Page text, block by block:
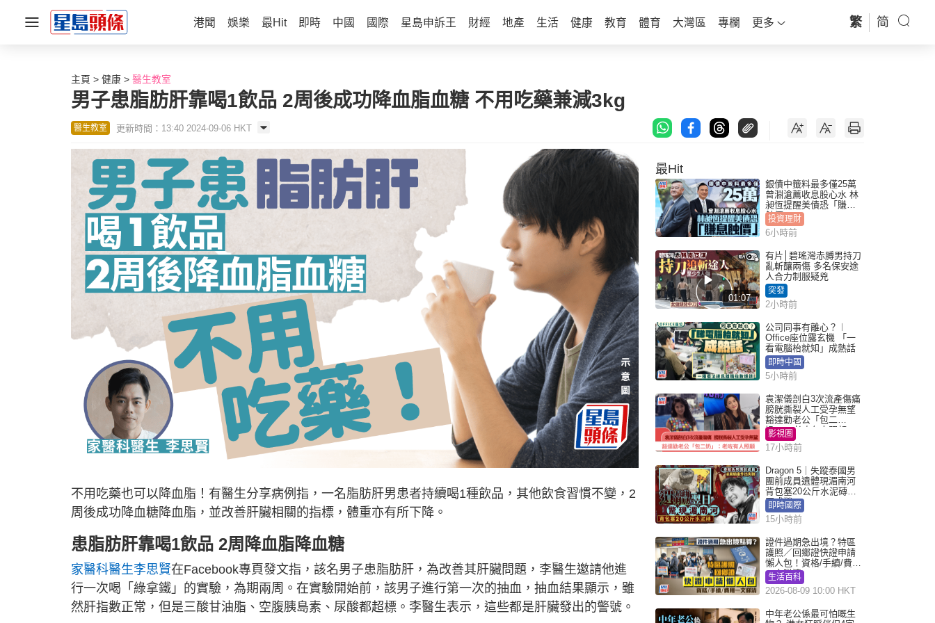
港聞 娛樂 最Hit 即時 中國 國際 星島申訴王 財經 地產 生活 健康 教育 體育 大灣區 專欄 更多 繁 简
主頁 健康 醫生教室
男子患脂肪肝靠喝1飲品 2周後成功降血脂血糖 不用吃藥兼減3kg
醫生教室 更新時間：13:40 2024-09-06 HKT
不用吃藥也可以降血脂！有醫生分享病例指，一名脂肪肝男患者持續喝1種飲品，其他飲食習慣不變，2
周後成功降血糖降血脂，並改善肝臟相關的指標，體重亦有所下降。
患脂肪肝靠喝1飲品 2周降血脂降血糖
家醫科醫生李思賢在Facebook專頁發文指，該名男子患脂肪肝，為改善其肝臟問題，李醫生邀請他進
行一次喝「綠拿鐵」的實驗，為期兩周。在實驗開始前，該男子進行第一次的抽血，抽血結果顯示，雖
然肝指數正常，但是三酸甘油脂、空腹胰島素、尿酸都超標。李醫生表示，這些都是肝臟發出的警號。
最Hit
銀債中籤料最多僅25萬
曾淵滄薦收息股心水 林
昶恆提醒美債恐「賺息
蝕價」
投資理財
6小時前
01:07
有片│碧瑤灣赤膊男持刀
亂斬釀兩傷 多名保安途
人合力制服疑兇
突發
2小時前
公司同事有離心？︱
Office座位露玄機 「一
看電腦枱就知」成熱話
即時中國
5小時前
袁潔儀剖白3次流產傷痛
膀胱撕裂人工受孕無望
豁達勸老公「包二
奶」：老咗有人照顧
影視圈
17小時前
Dragon 5｜失蹤泰國男
團前成員遺體現湄南河
背包塞20公斤水泥磚死
因成謎
即時國際
15小時前
證件過期急出境？特區
護照／回鄉證快證申請
懶人包！資格/手續/費用
一文睇清
生活百科
2026-08-09 10:00 HKT
中年老公係最可怕嘅生